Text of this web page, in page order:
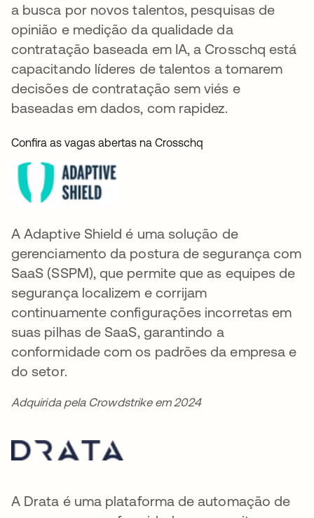
a busca por novos talentos, pesquisas de
opinião e medição da qualidade da
contratação baseada em IA, a Crosschq está
capacitando líderes de talentos a tomarem
decisões de contratação sem viés e
baseadas em dados, com rapidez.
Confira as vagas abertas na Crosschq
A Adaptive Shield é uma solução de
gerenciamento da postura de segurança com
SaaS (SSPM), que permite que as equipes de
segurança localizem e corrijam
continuamente configurações incorretas em
suas pilhas de SaaS, garantindo a
conformidade com os padrões da empresa e
do setor.
Adquirida pela Crowdstrike em 2024
A Drata é uma plataforma de automação de